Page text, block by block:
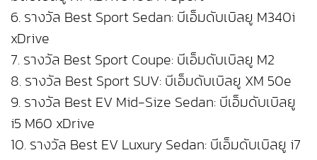
6. รางวัล Best Sport Sedan: บีเอ็มดับเบิลยู M340i
xDrive
7. รางวัล Best Sport Coupe: บีเอ็มดับเบิลยู M2
8. รางวัล Best Sport SUV: บีเอ็มดับเบิลยู XM 50e
9. รางวัล Best EV Mid-Size Sedan: บีเอ็มดับเบิลยู
i5 M60 xDrive
10. รางวัล Best EV Luxury Sedan: บีเอ็มดับเบิลยู i7